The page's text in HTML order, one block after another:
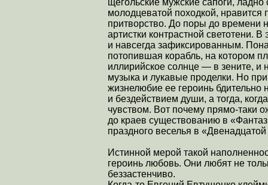
молодцеватой походкой, нравится
притворство. До поры до времени
артистки контрастной светотени.
и навсегда зафиксированным.
потопившая корабль, на котором
иллирийское солнце — в зените, и
музыка и лукавые проделки. Но
жизнелюбие ее героинь бдительно
и бездействием души, а тогда,
чувством. Вот почему прямо-таки
до краев существованию в
праздного веселья в
Истинной мерой такой
героинь любовь. Они любят не
беззастенчиво.